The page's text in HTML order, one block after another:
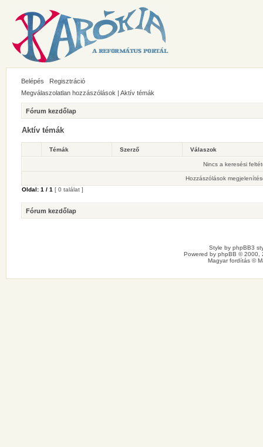
Belépés
Regisztráció
Megválaszolatlan hozzászólások | Aktív témák
Fórum kezdőlap
Aktív témák
Témák Szerző Válaszok
Nincs a keresési
Hozzászólások
Oldal: 1 / 1 [ 0 találat ]
Fórum kezdőlap
Style by phpBB3
Powered by phpBB © 2000,
Magyar fordítás ©